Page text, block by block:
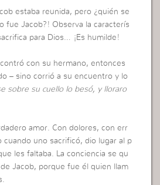
estaba reunida, pero ¿quién se
fue Jacob?! Observa la caracterís
para Dios… ¡Es humilde!
con su hermano, entonces
– sino corrió a su encuentro y lo
sobre su cuello lo besó, y lloraro
amor. Con dolores, con err
cuando uno sacrificó, dio lugar al p
les faltaba. La conciencia se qu
Jacob, porque fue él quien llam